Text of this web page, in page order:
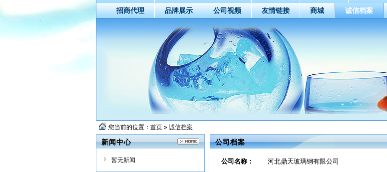
招商代理
品牌展示 公司视频 友情链接 商城 诚信档案
您当前的位置： 首页 » 诚信档案
新闻中心
暂无新闻
公司档案
公司名称： 河北鼎天玻璃钢有限公司